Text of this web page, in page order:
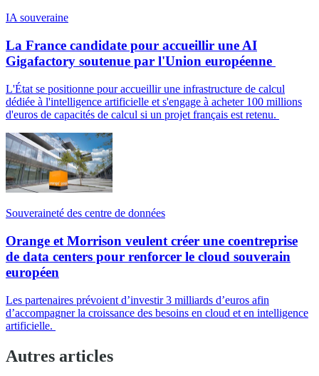
IA souveraine
La France candidate pour accueillir une AI
Gigafactory soutenue par l'Union européenne
L'État se positionne pour accueillir une infrastructure de calcul
dédiée à l'intelligence artificielle et s'engage à acheter 100 millions
d'euros de capacités de calcul si un projet français est retenu.
Souveraineté des centre de données
Orange et Morrison veulent créer une coentreprise
de data centers pour renforcer le cloud souverain
européen
Les partenaires prévoient d’investir 3 milliards d’euros afin
d’accompagner la croissance des besoins en cloud et en intelligence
artificielle.
Autres articles